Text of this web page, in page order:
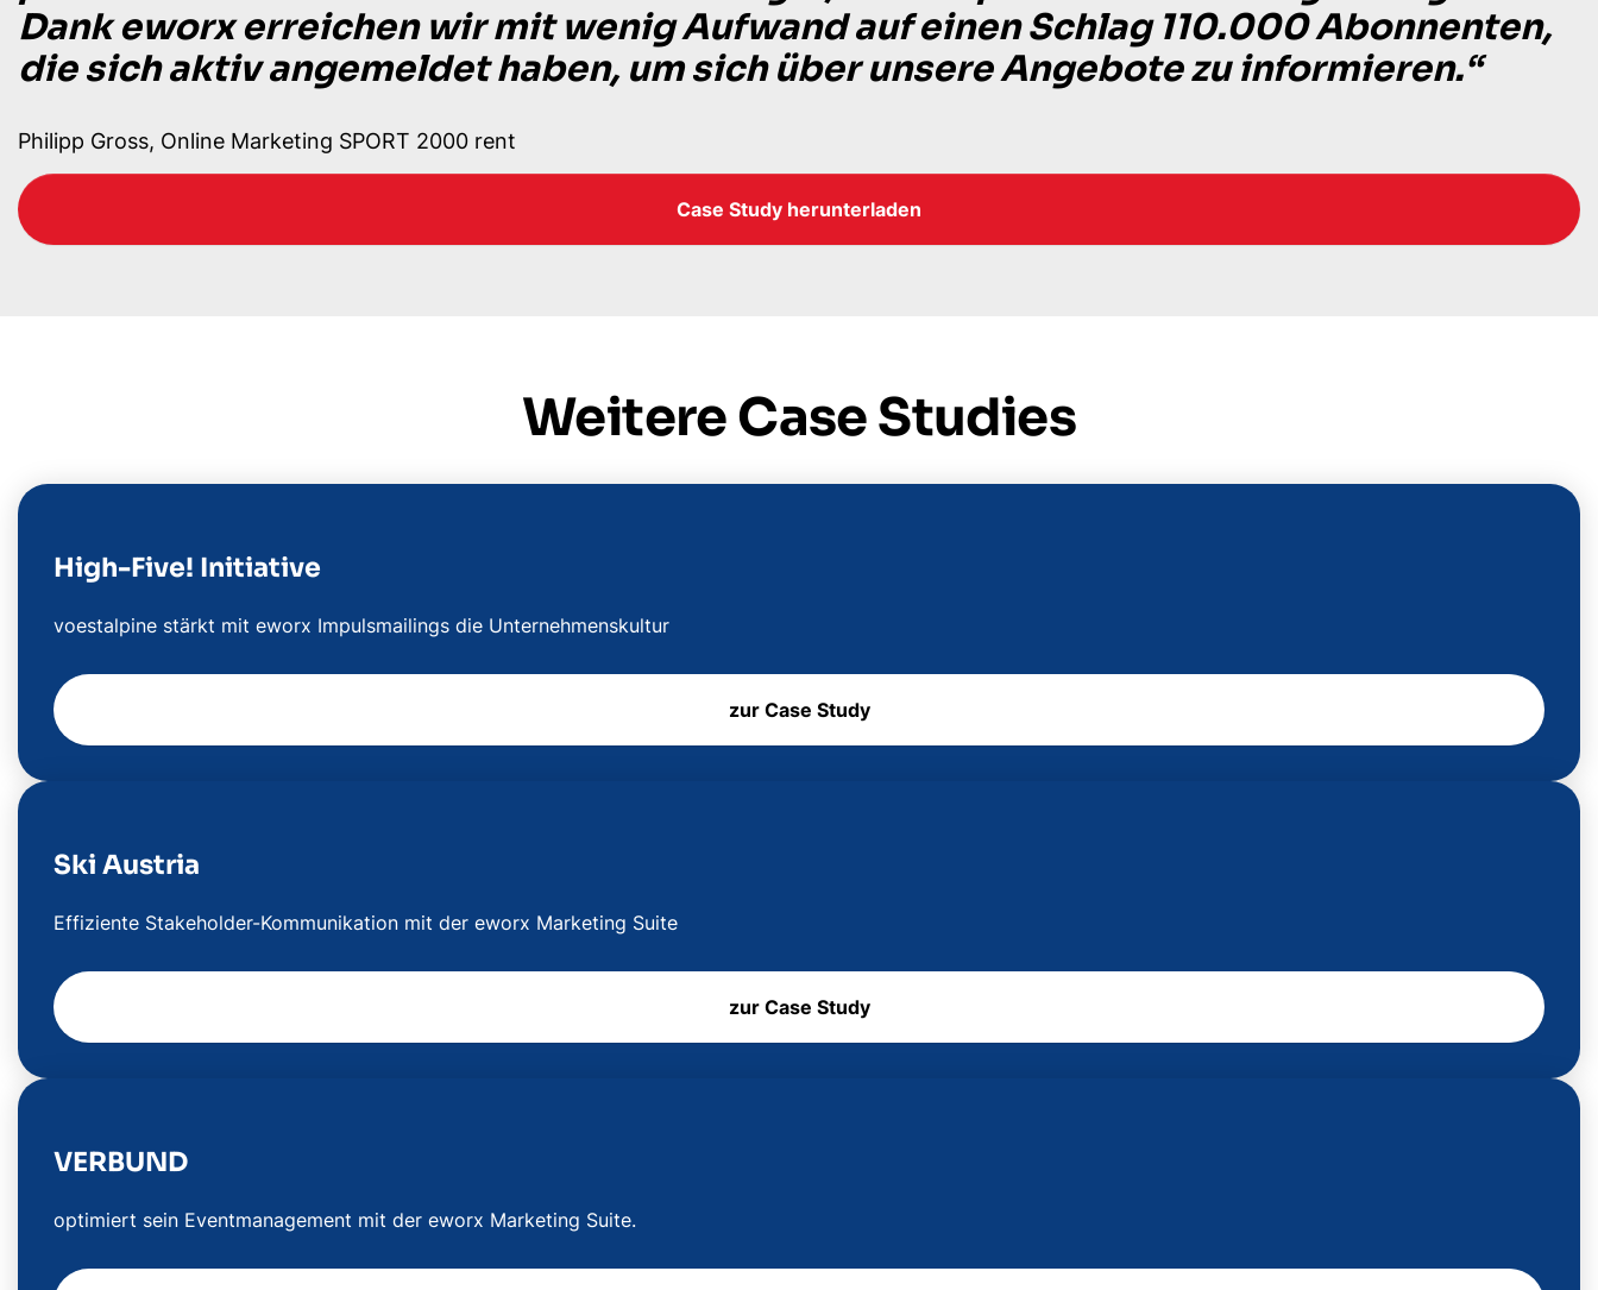
Dank eworx erreichen wir mit wenig Aufwand auf einen Schlag 110.000 Abonnenten,
die sich aktiv angemeldet haben, um sich über unsere Angebote zu informieren.“
Philipp Gross, Online Marketing SPORT 2000 rent
Case Study herunterladen
Weitere Case Studies
High-Five! Initiative
voestalpine stärkt mit eworx Impulsmailings die Unternehmenskultur
zur Case Study
Ski Austria
Effiziente Stakeholder-Kommunikation mit der eworx Marketing Suite
zur Case Study
VERBUND
optimiert sein Eventmanagement mit der eworx Marketing Suite.